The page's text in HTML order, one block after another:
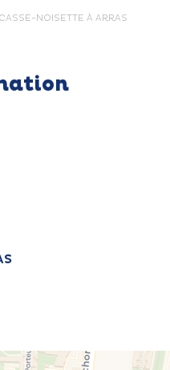
NOISETTE À ARRAS